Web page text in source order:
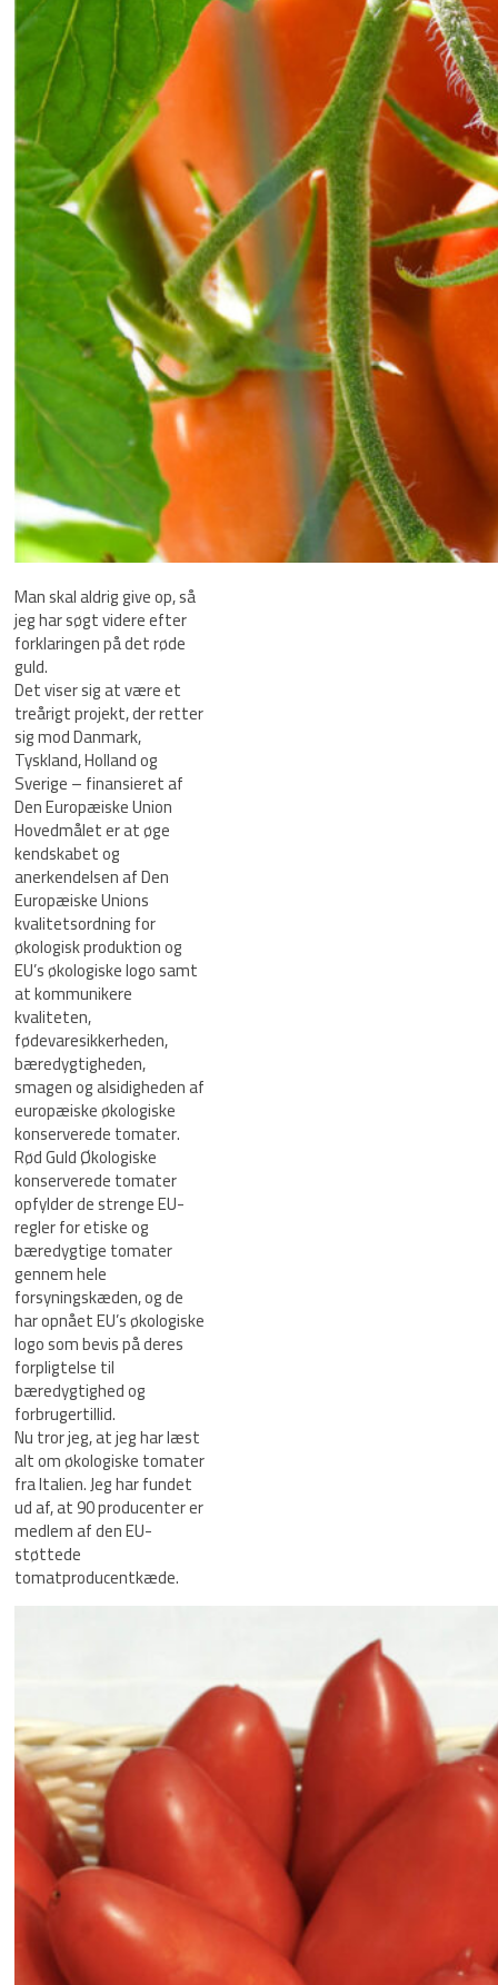
Man skal aldrig give op, så
jeg har søgt videre efter
forklaringen på det røde
guld.
Det viser sig at være et
treårigt projekt, der retter
sig mod Danmark,
Tyskland, Holland og
Sverige – finansieret af
Den Europæiske Union
Hovedmålet er at øge
kendskabet og
anerkendelsen af Den
Europæiske Unions
kvalitetsordning for
økologisk produktion og
EU’s økologiske logo samt
at kommunikere
kvaliteten,
fødevaresikkerheden,
bæredygtigheden,
smagen og alsidigheden af
europæiske økologiske
konserverede tomater.
Rød Guld Økologiske
konserverede tomater
opfylder de strenge EU-
regler for etiske og
bæredygtige tomater
gennem hele
forsyningskæden, og de
har opnået EU’s økologiske
logo som bevis på deres
forpligtelse til
bæredygtighed og
forbrugertillid.
Nu tror jeg, at jeg har læst
alt om økologiske tomater
fra Italien. Jeg har fundet
ud af, at 90 producenter er
medlem af den EU-
støttede
tomatproducentkæde.